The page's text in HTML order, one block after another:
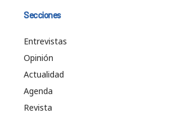
Secciones
Entrevistas
Opinión
Actualidad
Agenda
Revista